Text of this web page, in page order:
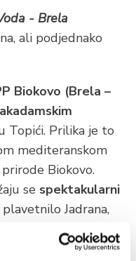
- Brela
ali podjednako
Biokovo (Brela –
Topići. Prilika je to
mediteranskom
Biokovo.
se spektakularni
plavetnilo Jadrana,
Voda – Brela):